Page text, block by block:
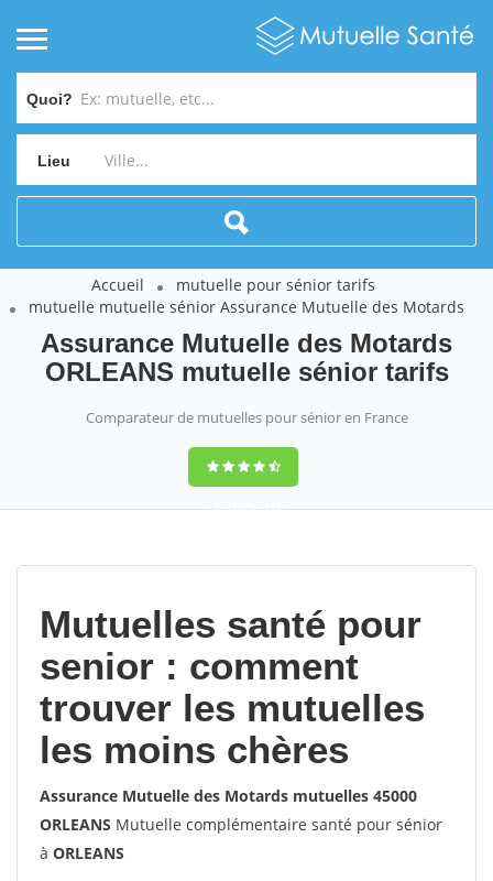
Quoi?
Lieu
Accueil
mutuelle pour sénior tarifs
mutuelle mutuelle sénior Assurance Mutuelle des Motards
Assurance Mutuelle des Motards
ORLEANS mutuelle sénior tarifs
Comparateur de mutuelles pour sénior en France
9,2(100%)452
Mutuelles santé pour
senior : comment
trouver les mutuelles
les moins chères
Assurance Mutuelle des Motards mutuelles 45000
ORLEANS Mutuelle complémentaire santé pour sénior
à ORLEANS